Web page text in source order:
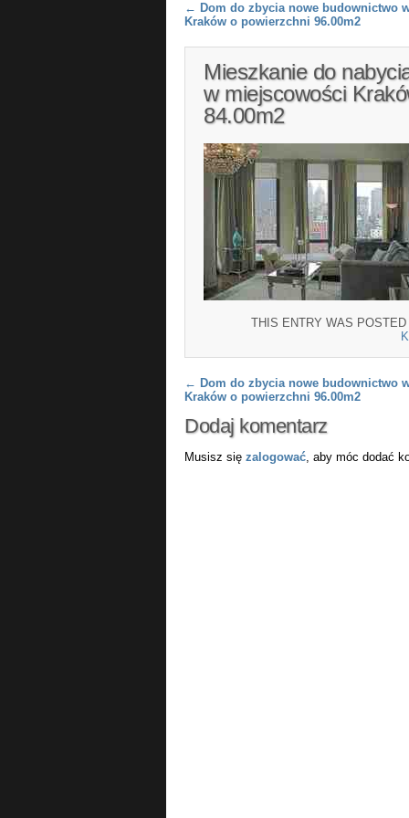
Post navigation
← Dom do zbycia nowe budownictwo
Kraków o powierzchni 96.00m2
Mieszkanie do
w miejscowości
84.00m2
THIS ENTRY WAS POSTED
Post navigation
← Dom do zbycia nowe budownictwo
Kraków o powierzchni 96.00m2
Dodaj komentarz
Musisz się zalogować , aby móc dodać